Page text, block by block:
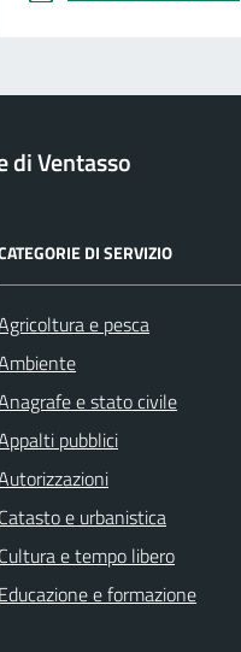
di Ventasso
DI SERVIZIO
e pesca
e stato civile
pubblici
Catasto e urbanistica
Cultura e tempo libero
Educazione e formazione